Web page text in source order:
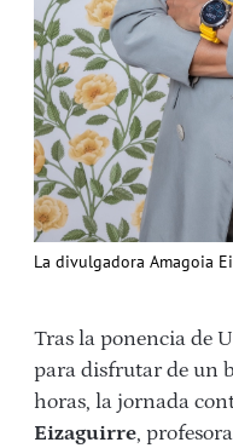
La divulgadora Amagoia
Tras la ponencia de
para disfrutar de un
horas, la jornada
Eizaguirre,